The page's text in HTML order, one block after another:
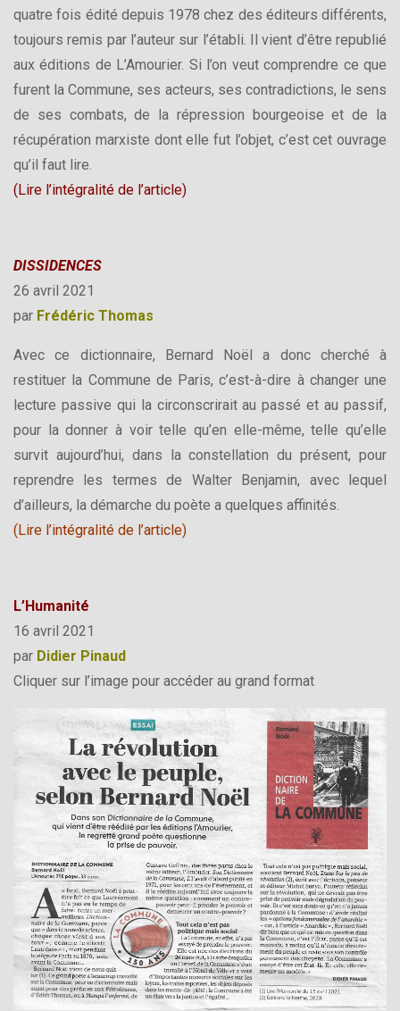
quatre fois édité depuis 1978 chez des éditeurs différents,
toujours remis par l’auteur sur l’établi. Il vient d’être republié
aux éditions de L’Amourier. Si l’on veut comprendre ce que
furent la Commune, ses acteurs, ses contradictions, le sens
de ses combats, de la répression bourgeoise et de la
récupération marxiste dont elle fut l’objet, c’est cet ouvrage
qu’il faut lire.
( Lire l’intégralité de l’article)
DISSIDENCES
26 avril 2021
par Frédéric Thomas
Avec ce dictionnaire, Bernard Noël a donc cherché à
restituer la Commune de Paris, c’est-à-dire à changer une
lecture passive qui la circonscrirait au passé et au passif,
pour la donner à voir telle qu’en elle-même, telle qu’elle
survit aujourd’hui, dans la constellation du présent, pour
reprendre les termes de Walter Benjamin, avec lequel
d’ailleurs, la démarche du poète a quelques affinités.
( Lire l’intégralité de l’article)
L’Humanité
16 avril 2021
par Didier Pinaud
Cliquer sur l’image pour accéder au grand format